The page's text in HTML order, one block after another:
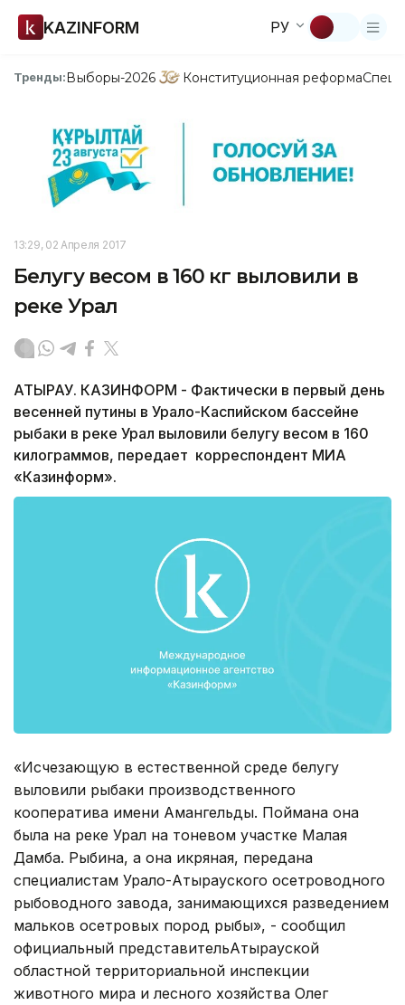
KAZINFORM РУ
Тренды:Выборы-2026 Конституционная реформа
13:29, 02 Апреля 2017
Белугу весом в 160 кг выловили в
реке Урал
АТЫРАУ. КАЗИНФОРМ - Фактически в первый день
весенней путины в Урало-Каспийском бассейне
рыбаки в реке Урал выловили белугу весом в 160
килограммов, передает корреспондент МИА
«Казинформ».
«Исчезающую в естественной среде белугу
выловили рыбаки производственного
кооператива имени Амангельды. Поймана она
была на реке Урал на тоневом участке Малая
Дамба. Рыбина, а она икряная, передана
специалистам Урало-Атырауского осетроводного
рыбоводного завода, занимающихся разведением
мальков осетровых пород рыбы», - сообщил
официальный представительАтырауской
областной территориальной инспекции
животного мира и лесного хозяйства Олег